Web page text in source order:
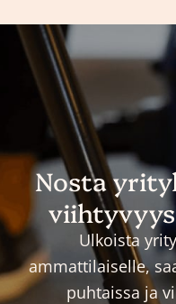
Nosta
Ulkoista
ammattilaiselle,
puhtaissa ja